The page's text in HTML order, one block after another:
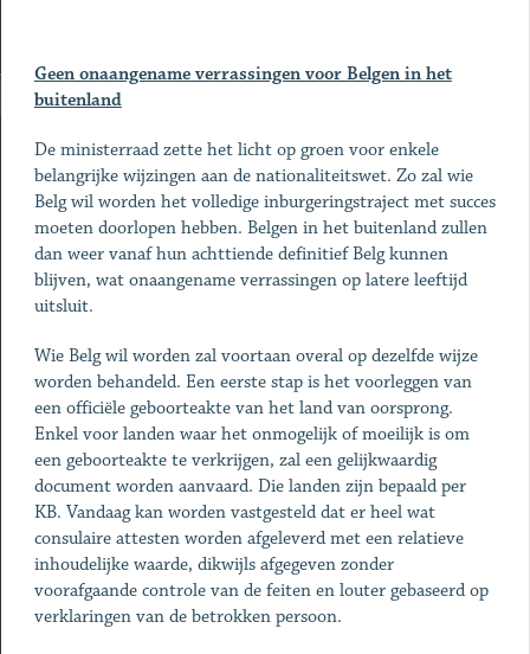
Geen onaangename verrassingen voor Belgen in het
buitenland
De ministerraad zette het licht op groen voor enkele
belangrijke wijzingen aan de nationaliteitswet. Zo zal wie
Belg wil worden het volledige inburgeringstraject met succes
moeten doorlopen hebben. Belgen in het buitenland zullen
dan weer vanaf hun achttiende definitief Belg kunnen
blijven, wat onaangename verrassingen op latere leeftijd
uitsluit.
Wie Belg wil worden zal voortaan overal op dezelfde wijze
worden behandeld. Een eerste stap is het voorleggen van
een officiële geboorteakte van het land van oorsprong.
Enkel voor landen waar het onmogelijk of moeilijk is om
een geboorteakte te verkrijgen, zal een gelijkwaardig
document worden aanvaard. Die landen zijn bepaald per
KB. Vandaag kan worden vastgesteld dat er heel wat
consulaire attesten worden afgeleverd met een relatieve
inhoudelijke waarde, dikwijls afgegeven zonder
voorafgaande controle van de feiten en louter gebaseerd op
verklaringen van de betrokken persoon.